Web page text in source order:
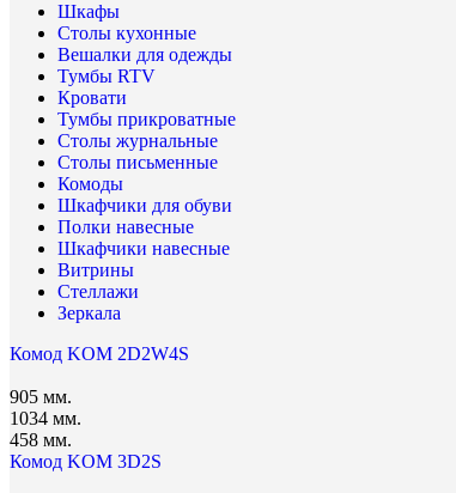
Шкафы
Столы кухонные
Вешалки для одежды
Тумбы RTV
Кровати
Тумбы прикроватные
Столы журнальные
Столы письменные
Комоды
Шкафчики для обуви
Полки навесные
Шкафчики навесные
Витрины
Стеллажи
Зеркала
Комод KOM 2D2W4S
905 мм.
1034 мм.
458 мм.
Комод KOM 3D2S